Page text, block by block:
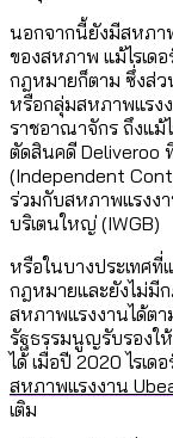
นอกจากนี้ยังมีสหภาพ
ของสหภาพ แม้ไรเด
กฎหมายก็ตาม ซึ่งส่
หรือกลุ่มสหภาพแรง
ราชอาณาจักร ถึงแม้
ตัดสินคดี Deliveroo
(Independent
ร่วมกับสหภาพแรงง
บริเตนใหญ่ (IWGB)
หรือในบางประเทศที่
กฎหมายและยังไม่มี
สหภาพแรงงานได้ต
รัฐธรรมนูญรับรองใ
ได้ เมื่อปี 2020 ไรเ
สหภาพแรงงาน
เติม